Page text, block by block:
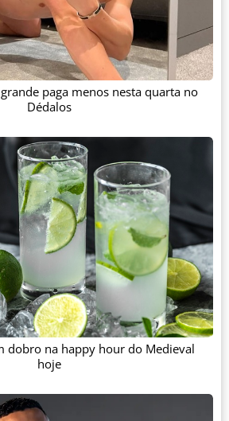
paga menos nesta quarta no
Dédalos
dobro na happy hour do Medieval
hoje